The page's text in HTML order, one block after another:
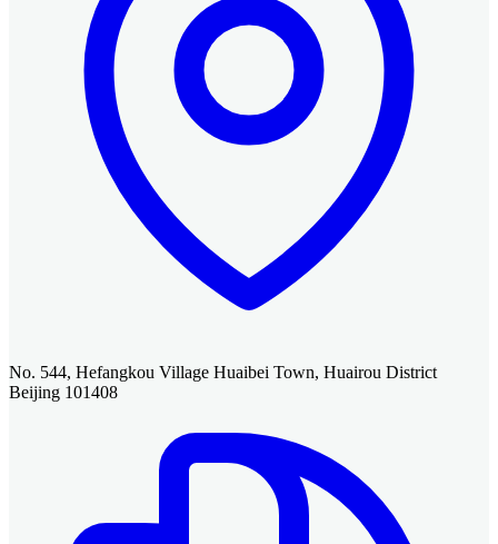
No. 544, Hefangkou Village Huaibei Town, Huairou District
Beijing 101408